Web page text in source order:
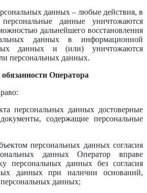
данных – любые действия, в
персональные данные уничтожаются
дальнейшего восстановления
данных в информационной
данных и (или) уничтожаются
персональных данных.
Оператора
персональных данных достоверные
содержащие персональные
персональных данных согласия
данных Оператор вправе
персональных данных без согласия
данных при наличии оснований,
данных;